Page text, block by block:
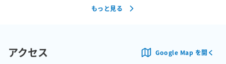
もっと見る
アクセス Google Map を開く